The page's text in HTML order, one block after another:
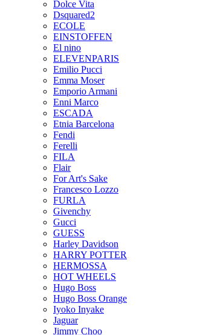
Dolce Vita
Dsquared2
ECOLE
EINSTOFFEN
El nino
ELEVENPARIS
Emilio Pucci
Emma Moser
Emporio Armani
Enni Marco
ESCADA
Etnia Barcelona
Fendi
Ferelli
FILA
Flair
For Art's Sake
Francesco Lozzo
FURLA
Givenchy
Gucci
GUESS
Harley Davidson
HARRY POTTER
HERMOSSA
HOT WHEELS
Hugo Boss
Hugo Boss Orange
Iyoko Inyake
Jaguar
Jimmy Choo